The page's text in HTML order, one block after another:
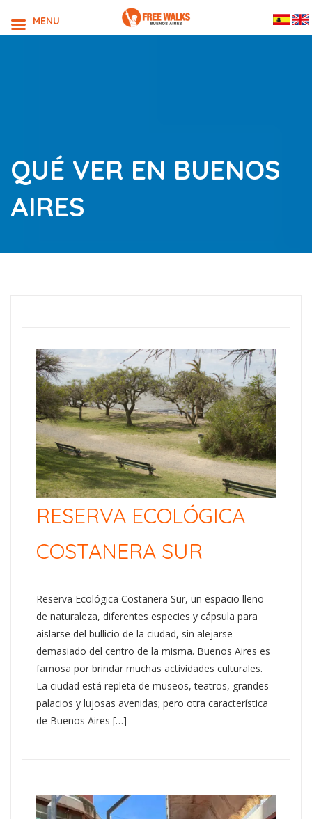
QUÉ VER EN BUENOS
AIRES
RESERVA ECOLÓGICA
COSTANERA SUR
Reserva Ecológica Costanera Sur, un espacio lleno
de naturaleza, diferentes especies y cápsula para
aislarse del bullicio de la ciudad, sin alejarse
demasiado del centro de la misma. Buenos Aires es
famosa por brindar muchas actividades culturales.
La ciudad está repleta de museos, teatros, grandes
palacios y lujosas avenidas; pero otra característica
de Buenos Aires […]
MENU